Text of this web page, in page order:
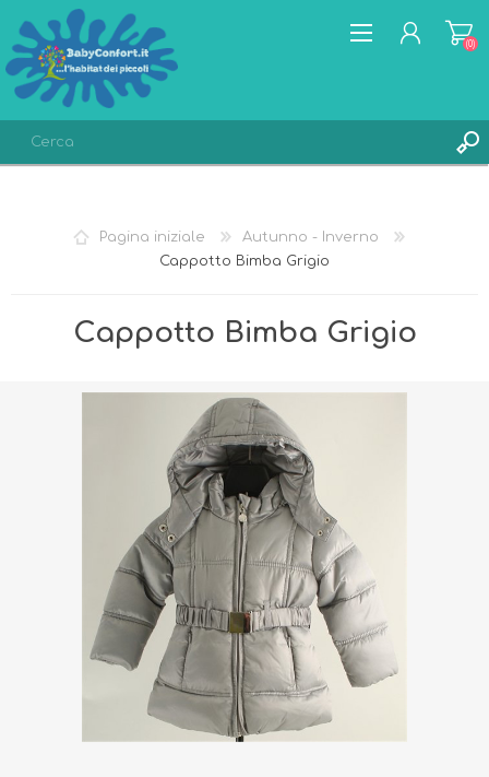
LISTA DEI DESIDERI
(0)
Pagina iniziale
Autunno - Inverno
Cappotto Bimba Grigio
Cappotto Bimba Grigio